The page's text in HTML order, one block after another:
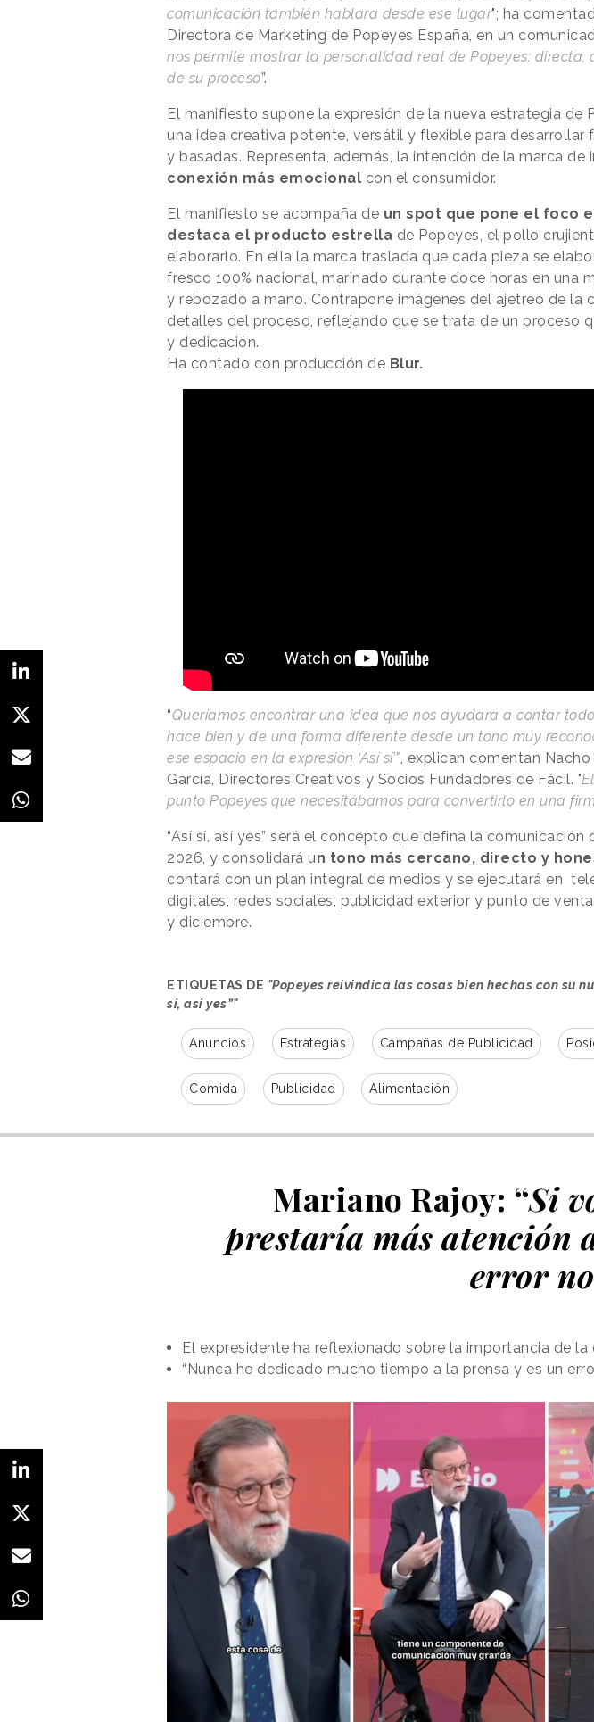
comunicación también hablara desde ese lugar"; ha
Directora de Marketing de Popeyes España, en un
nos permite mostrar la personalidad real de Popeyes: directa,
de su proceso”.
El manifiesto supone la expresión de la nueva estrategia de
una idea creativa potente, versátil y flexible para desarrollar
y basadas. Representa, además, la intención de la marca de
conexión más emocional con el consumidor.
El manifiesto se acompaña de un spot que pone el foco
destaca el producto estrella de Popeyes, el pollo
elaborarlo. En ella la marca traslada que cada pieza se
fresco 100% nacional, marinado durante doce horas en una
y rebozado a mano. Contrapone imágenes del ajetreo de la
detalles del proceso, reflejando que se trata de un proceso
y dedicación.
Ha contado con producción de Blur.
“Queríamos encontrar una idea que nos ayudara a contar
hace bien y de una forma diferente desde un tono muy
ese espacio en la expresión ‘Así sí’", explican comentan
García, Directores Creativos y Socios Fundadores de Fácil. "
punto Popeyes que necesitábamos para convertirlo en una
“Así sí, así yes” será el concepto que defina la comunicación
2026, y consolidará un tono más cercano, directo y
contará con un plan integral de medios y se ejecutará en
digitales, redes sociales, publicidad exterior y punto de
y diciembre.
ETIQUETAS DE "Popeyes reivindica las cosas bien hechas con su
sí, así yes”"
Anuncios Estrategias Campañas de Publicidad
Comida Publicidad Alimentación
Mariano Rajoy: “Si
prestaría más atención
error
El expresidente ha reflexionado sobre la importancia de
“Nunca he dedicado mucho tiempo a la prensa y es un